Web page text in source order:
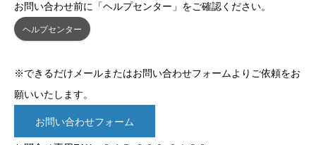
お問い合わせ前に「ヘルプセンター」をご確認ください。
ヘルプセンター
※できるだけメールまたはお問い合わせフォームよりご依頼をお
願いいたします。
お問い合わせフォーム